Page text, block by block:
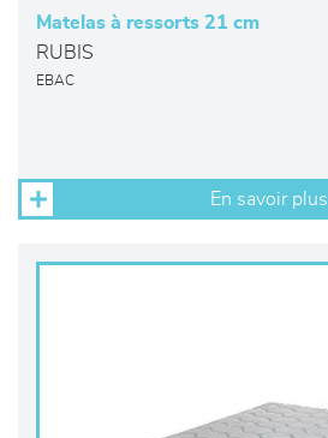
Matelas à ressorts 21 cm
RUBIS
EBAC
En savoir plus